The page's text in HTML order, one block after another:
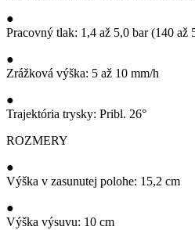
●
Pracovný tlak: 1,4 až 5,0 bar (140 až
●
Zrážková výška: 5 až 10 mm/h
●
Trajektória trysky: Pribl. 26°
ROZMERY
●
Výška v zasunutej polohe: 15,2 cm
●
Výška výsuvu: 10 cm